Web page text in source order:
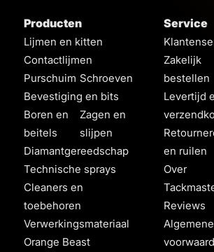
Producten
Lijmen en kitten
Contactlijmen
Purschuim Schroeven
Bevestiging en bits
Boren en
beitels
Zagen en
slijpen
Diamantgereedschap
Technische sprays
Cleaners en
toebehoren
Verwerkingsmateriaal
Orange Beast
Service
Zakelijk
bestellen
Levertijd
en ruilen
Over
Reviews
Algemene